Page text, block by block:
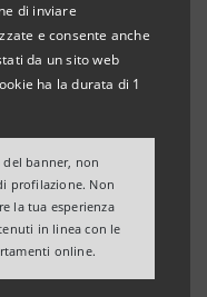
di inviare
e consente anche
da un sito web
ha la durata di 1
banner, non
profilazione. Non
la tua esperienza
in linea con le
online.
recupera
Covid